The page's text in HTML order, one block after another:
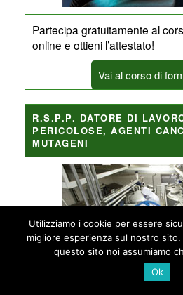
Partecipa gratuitamente al
online e ottieni l’attestato!
Vai al corso di
R.S.P.P. DATORE DI
PERICOLOSE, AGENTI
MUTAGENI
Utilizziamo i cookie per essere
migliore esperienza sul nostro
questo sito noi assumiamo
Ok